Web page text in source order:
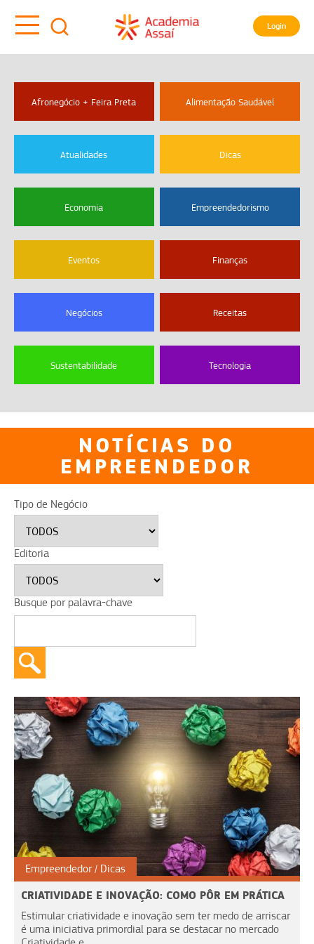
Login
Afronegócio + Feira Preta Alimentação Saudável
Atualidades Dicas
Economia Empreendedorismo
Eventos Finanças
Negócios Receitas
Sustentabilidade Tecnologia
NOTÍCIAS DO
EMPREENDEDOR
Tipo de Negócio
Editoria
Busque por palavra-chave
Empreendedor Dicas
CRIATIVIDADE E INOVAÇÃO: COMO PÔR EM PRÁTICA
Estimular criatividade e inovação sem ter medo de arriscar
é uma iniciativa primordial para se destacar no mercado